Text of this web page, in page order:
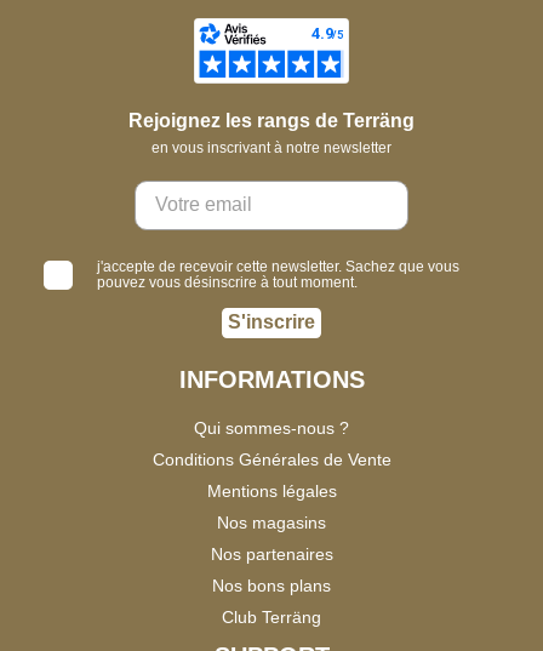
Rejoignez les rangs de Terräng
en vous inscrivant à notre newsletter
j'accepte de recevoir cette newsletter. Sachez que vous
pouvez vous désinscrire à tout moment.
S'inscrire
INFORMATIONS
Qui sommes-nous ?
Conditions Générales de Vente
Mentions légales
Nos magasins
Nos partenaires
Nos bons plans
Club Terräng